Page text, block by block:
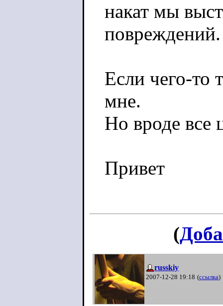
накат мы
повреждений.
Если чего-то
мне.
Но вроде все
Привет
(
russkiy
2007-12-28 19:18 (ссылка)